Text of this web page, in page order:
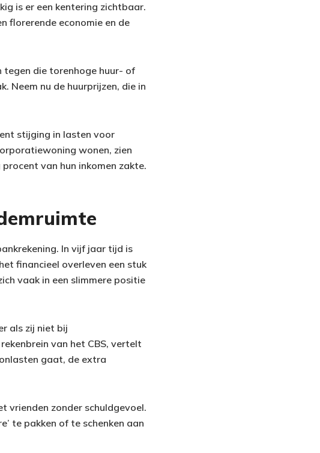
is er een kentering zichtbaar.
florerende economie en de
tegen die torenhoge huur- of
Neem nu de huurprijzen, die in
stijging in lasten voor
wonen, zien
van hun inkomen zakte.
In vijf jaar tijd is
financieel overleven een stuk
vaak in een slimmere positie
als zij niet bij
van het CBS, vertelt
gaat, de extra
vrienden zonder schuldgevoel.
te pakken of te schenken aan